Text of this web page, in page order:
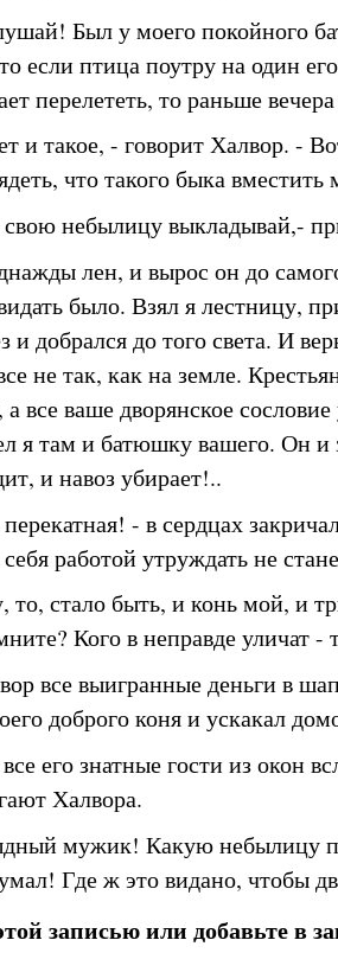
Был у моего покойного
если птица поутру на один
перелететь, то раньше
и такое, - говорит Халвор. -
что такого быка вместить
небылицу выкладывай,-
лен, и вырос он до
было. Взял я лестницу,
и добрался до того света. И
не так, как на земле.
а все ваше дворянское
я там и батюшку вашего. Он
и навоз убирает!..
- в сердцах
работой утруждать не
то, стало быть, и конь мой, и
Кого в неправде уличат -
все выигранные деньги в
доброго коня и ускакал
его знатные гости из окон
Халвора.
мужик! Какую небылицу
Где ж это видано, чтобы
записью или добавьте в